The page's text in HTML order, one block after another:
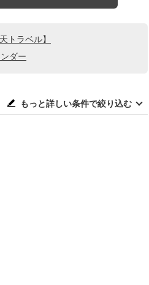
トラベル】
ダー
もっと詳しい条件で絞り込む